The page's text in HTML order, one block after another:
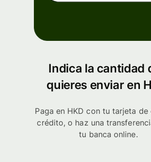
Indica la cantidad
quieres enviar en
Paga en HKD con tu tarjeta
crédito, o haz una
tu banca online.